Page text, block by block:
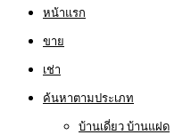
หน้าแรก
ขาย
เช่า
ค้นหาตามประเภท
บ้านเดี่ยว บ้านแฝด